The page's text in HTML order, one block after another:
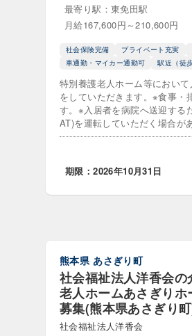
最寄り駅：東免田駅
月給167,600円～210,600円
社会保険完備 プライベート充実
車通勤・マイカー通勤可
駅近（徒
特別養護老人ホーム等におい
をしていただきます。※食事・
す。※入居者を病院へ送迎する
AT)を運転していただく場合が
期限：2026年10月31日
熊本県 あさぎり町
社会福祉法人洋香会
老人ホームあさぎりホ
募集(熊本県あさぎり
社会福祉法人洋香会